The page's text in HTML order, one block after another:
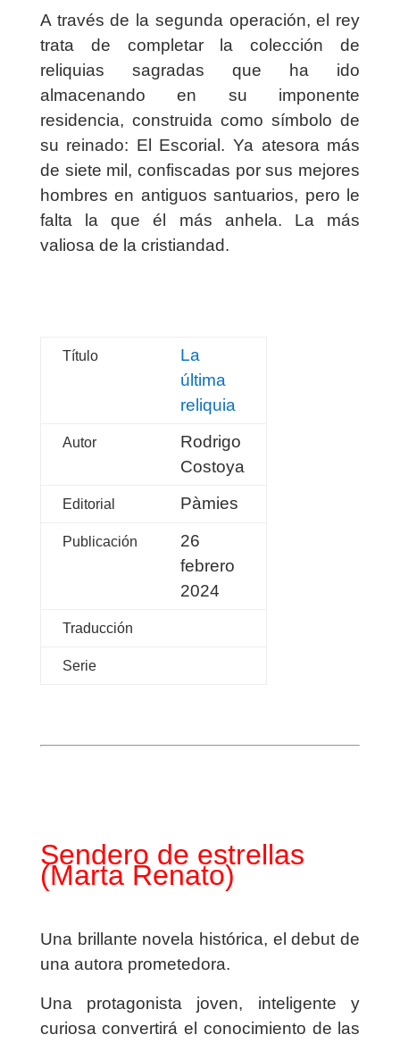
A través de la segunda operación, el rey
trata de completar la colección de
reliquias sagradas que ha ido
almacenando en su imponente
residencia, construida como símbolo de
su reinado: El Escorial. Ya atesora más
de siete mil, confiscadas por sus mejores
hombres en antiguos santuarios, pero le
falta la que él más anhela. La más
valiosa de la cristiandad.
Título
La
última
reliquia
Autor
Rodrigo
Costoya
Editorial Pàmies
Publicación
26
febrero
2024
Traducción
Serie
Sendero de estrellas
(Marta Renato)
Una brillante novela histórica, el debut de
una autora prometedora.
Una protagonista joven, inteligente y
curiosa convertirá el conocimiento de las